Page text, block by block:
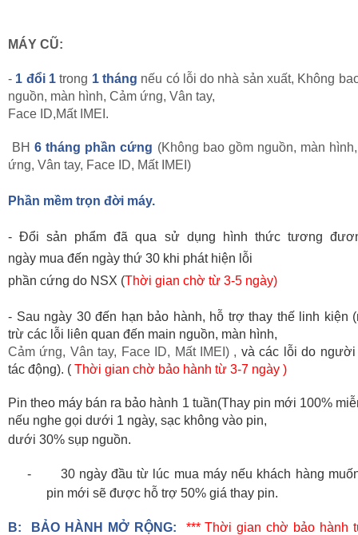
MÁY CŨ:
- 1 đổi 1 trong 1 tháng nếu có lỗi do nhà sản xuất, Không
nguồn, màn hình, Cảm ứng, Vân tay,
Face ID,Mất IMEI.
BH6 tháng phần cứng (Không bao gồm nguồn, màn
ứng, Vân tay, Face ID, Mất IMEI )
Phần mềm trọn đời máy.
- Đổi sản phẩm đã qua sử dụng hình thức tương
ngày mua đến ngày thứ 30 khi phát hiện lỗi
phần cứng do NSX (Thời gian chờ từ 3-5 ngày)
- Sau ngày 30đến hạn bảo hành, hỗ trợ thay thế linh kiện
trừ các lỗi liên quan đến main nguồn, màn hình,
Cảm ứng, Vân tay, Face ID, Mất IMEI) , và các lỗi do người
tác động). ( Thời gian chờ bảo hành từ 3-7 ngày )
Pin theo máy bán ra bảo hành 1 tuần(Thay pin mới 100%
nếu nghe gọi dưới 1 ngày, sạc không vào pin,
dưới 30% sụp nguồn.
-
30 ngày đầu từ lúc mua máy nếu khách hàng
pin mới sẽ được hỗ trợ 50% giá thay pin.
B: BẢO HÀNH MỞ RỘNG: *** Thời gian chờ bảo hành